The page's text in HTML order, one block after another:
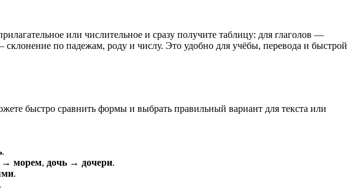
или числительное и сразу получите таблицу: для глаголов —
по падежам, роду и числу. Это удобно для учёбы, перевода и быстрой
быстро сравнить формы и выбрать правильный вариант для текста или
.
→ морем, дочь → дочери.
.
.